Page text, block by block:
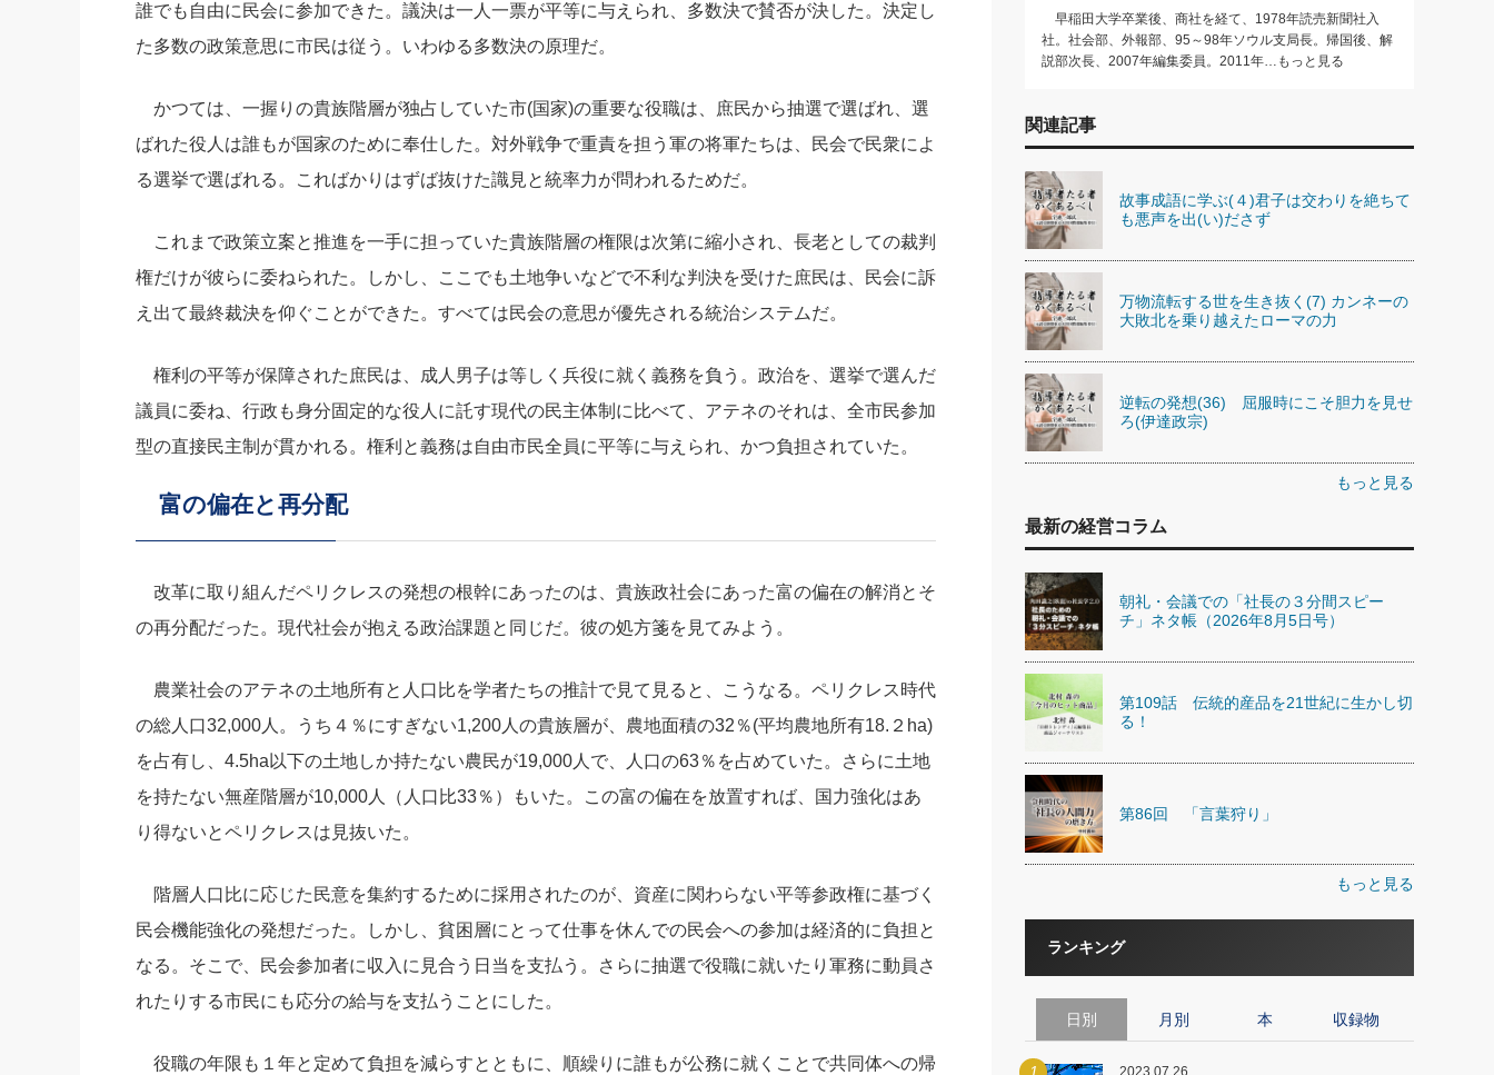
誰でも自由に民会に参加できた。議決は一人一票が平等に与えられ、多数決で賛否が決した。決定し
た多数の政策意思に市民は従う。いわゆる多数決の原理だ。
かつては、一握りの貴族階層が独占していた市(国家)の重要な役職は、庶民から抽選で選ばれ、選
ばれた役人は誰もが国家のために奉仕した。対外戦争で重責を担う軍の将軍たちは、民会で民衆によ
る選挙で選ばれる。こればかりはずば抜けた識見と統率力が問われるためだ。
これまで政策立案と推進を一手に担っていた貴族階層の権限は次第に縮小され、長老としての裁判
権だけが彼らに委ねられた。しかし、ここでも土地争いなどで不利な判決を受けた庶民は、民会に訴
え出て最終裁決を仰ぐことができた。すべては民会の意思が優先される統治システムだ。
権利の平等が保障された庶民は、成人男子は等しく兵役に就く義務を負う。政治を、選挙で選んだ
議員に委ね、行政も身分固定的な役人に託す現代の民主体制に比べて、アテネのそれは、全市民参加
型の直接民主制が貫かれる。権利と義務は自由市民全員に平等に与えられ、かつ負担されていた。
富の偏在と再分配
改革に取り組んだペリクレスの発想の根幹にあったのは、貴族政社会にあった富の偏在の解消とそ
の再分配だった。現代社会が抱える政治課題と同じだ。彼の処方箋を見てみよう。
農業社会のアテネの土地所有と人口比を学者たちの推計で見て見ると、こうなる。ペリクレス時代
の総人口32,000人。うち４％にすぎない1,200人の貴族層が、農地面積の32％(平均農地所有18.２ha)
を占有し、4.5ha以下の土地しか持たない農民が19,000人で、人口の63％を占めていた。さらに土地
を持たない無産階層が10,000人（人口比33％）もいた。この富の偏在を放置すれば、国力強化はあ
り得ないとペリクレスは見抜いた。
階層人口比に応じた民意を集約するために採用されたのが、資産に関わらない平等参政権に基づく
民会機能強化の発想だった。しかし、貧困層にとって仕事を休んでの民会への参加は経済的に負担と
なる。そこで、民会参加者に収入に見合う日当を支払う。さらに抽選で役職に就いたり軍務に動員さ
れたりする市民にも応分の給与を支払うことにした。
役職の年限も１年と定めて負担を減らすとともに、順繰りに誰もが公務に就くことで共同体への帰
早稲田大学卒業後、商社を経て、1978年読売新聞社入
社。社会部、外報部、95～98年ソウル支局長。帰国後、解
説部次長、2007年編集委員。2011年…もっと見る
関連記事
故事成語に学ぶ(４)君子は交わりを絶ちて
も悪声を出(い)ださず
万物流転する世を生き抜く(7) カンネーの
大敗北を乗り越えたローマの力
逆転の発想(36) 屈服時にこそ胆力を見せ
ろ(伊達政宗)
もっと見る
最新の経営コラム
朝礼・会議での「社長の３分間スピー
チ」ネタ帳（2026年8月5日号）
第109話 伝統的産品を21世紀に生かし切
る！
第86回 「言葉狩り」
もっと見る
ランキング
日別 月別 本 収録物
2023.07.26